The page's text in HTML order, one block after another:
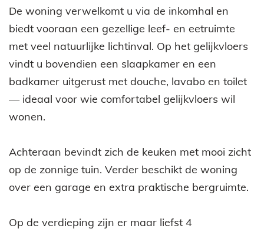
De woning verwelkomt u via de inkomhal en
biedt vooraan een gezellige leef- en eetruimte
met veel natuurlijke lichtinval. Op het gelijkvloers
vindt u bovendien een slaapkamer en een
badkamer uitgerust met douche, lavabo en toilet
— ideaal voor wie comfortabel gelijkvloers wil
wonen.
Achteraan bevindt zich de keuken met mooi zicht
op de zonnige tuin. Verder beschikt de woning
over een garage en extra praktische bergruimte.
Op de verdieping zijn er maar liefst 4